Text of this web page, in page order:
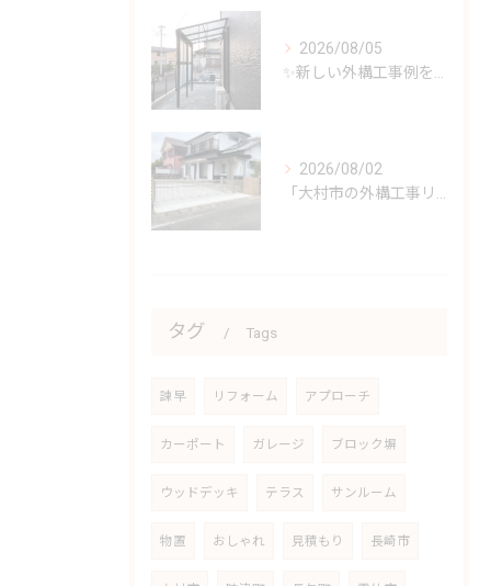
2026/08/05
2026/08/02
タグ Tags
諫早 リフォーム アプローチ
カーポート ガレージ ブロック塀
ウッドデッキ テラス サンルーム
物置 おしゃれ 見積もり 長崎市